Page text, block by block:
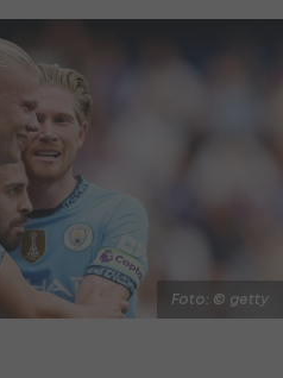
Foto: © getty